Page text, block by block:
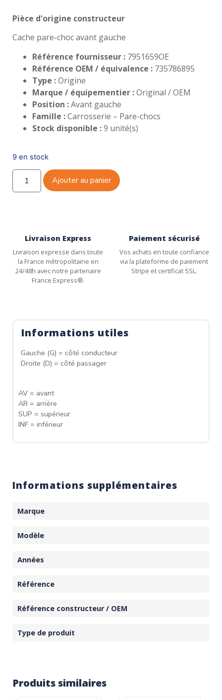
Pièce d'origine constructeur
Cache pare-choc avant gauche
Référence fournisseur : 7951659OE
Référence OEM / équivalence : 735786895
Type :Origine
Marque / équipementier :Original / OEM
Position :Avant gauche
Famille :Carrosserie – Pare-chocs
Stock disponible :9 unité(s)
9 en stock
Ajouter au panier
Livraison Express
Livraison expresse dans toute
la France métropolitaine en
24/48h avec notre partenaire
France Express®.
Paiement sécurisé
Vos achats en toute confiance
via la plateforme de paiement
Stripe et certificat SSL.
Informations utiles
Gauche (G) = côté conducteur
Droite (D) = côté passager
AV = avant
AR = arrière
SUP = supérieur
INF = inférieur
Informations supplémentaires
Marque
Modèle
Années
Référence
Référence constructeur / OEM
Type de produit
Produits similaires